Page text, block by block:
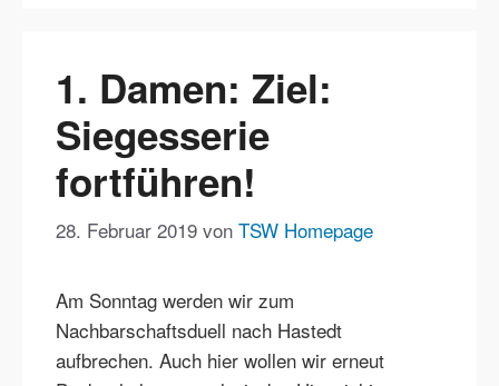
1. Damen: Ziel:
Siegesserie
fortführen!
28. Februar 2019 von TSW Homepage
Am Sonntag werden wir zum
Nachbarschaftsduell nach Hastedt
aufbrechen. Auch hier wollen wir erneut